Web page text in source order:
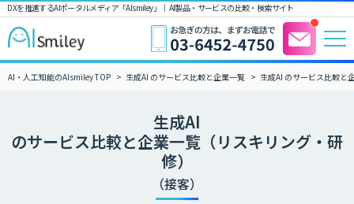
DXを推進するAIポータルメディア「AIsmiley」｜ AI製品・サービスの比較・検索サイト
AI・人工知能のAIsmiley TOP 生成AI のサービス比較と企業一覧 生成AI のサービス比較と
生成AI
のサービス比較と企業一覧（リスキリング・研
修）
（接客）